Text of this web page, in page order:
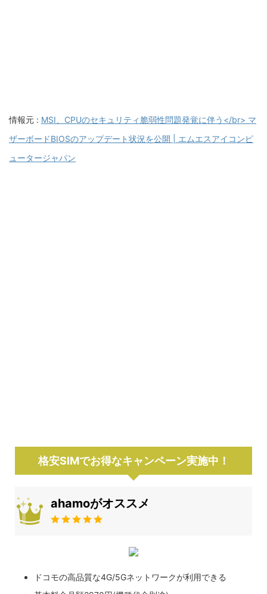
情報元 : MSI、CPUのセキュリティ脆弱性問題発覚に伴う</br> マ
ザーボードBIOSのアップデート状況を公開 | エムエスアイコンピ
ュータージャパン
格安SIMでお得なキャンペーン実施中！
ahamoがオススメ
ドコモの高品質な4G/5Gネットワークが利用できる